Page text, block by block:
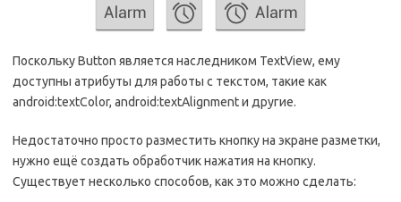
Поскольку Button является наследником TextView, ему
доступны атрибуты для работы с текстом, такие как
android:textColor, android:textAlignment и другие.
Недостаточно просто разместить кнопку на экране разметки,
нужно ещё создать обработчик нажатия на кнопку.
Существует несколько способов, как это можно сделать: